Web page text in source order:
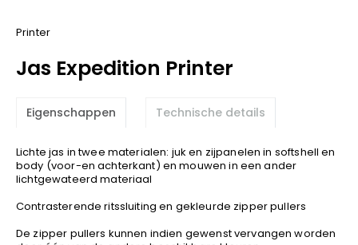
Promodoro
Safety Jogger
Sioen
Spiro
Stanley/Stella
TowelCity
Printer
Jas Expedition Printer
Eigenschappen Technische details
Lichte jas in twee materialen: juk en zijpanelen in softshell en
body (voor-en achterkant) en mouwen in een ander
lichtgewateerd materiaal
Contrasterende ritssluiting en gekleurde zipper pullers
De zipper pullers kunnen indien gewenst vervangen worden